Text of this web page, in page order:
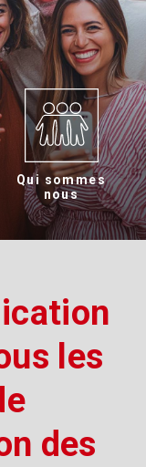
Qui sommes
nous
les
des